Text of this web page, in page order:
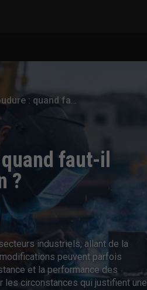
Modification de soudure : quand faut-il envisager une intervention ?
faut-il
?
industriels, allant de la
peuvent parfois
et la performance des
les circonstances qui justifient une